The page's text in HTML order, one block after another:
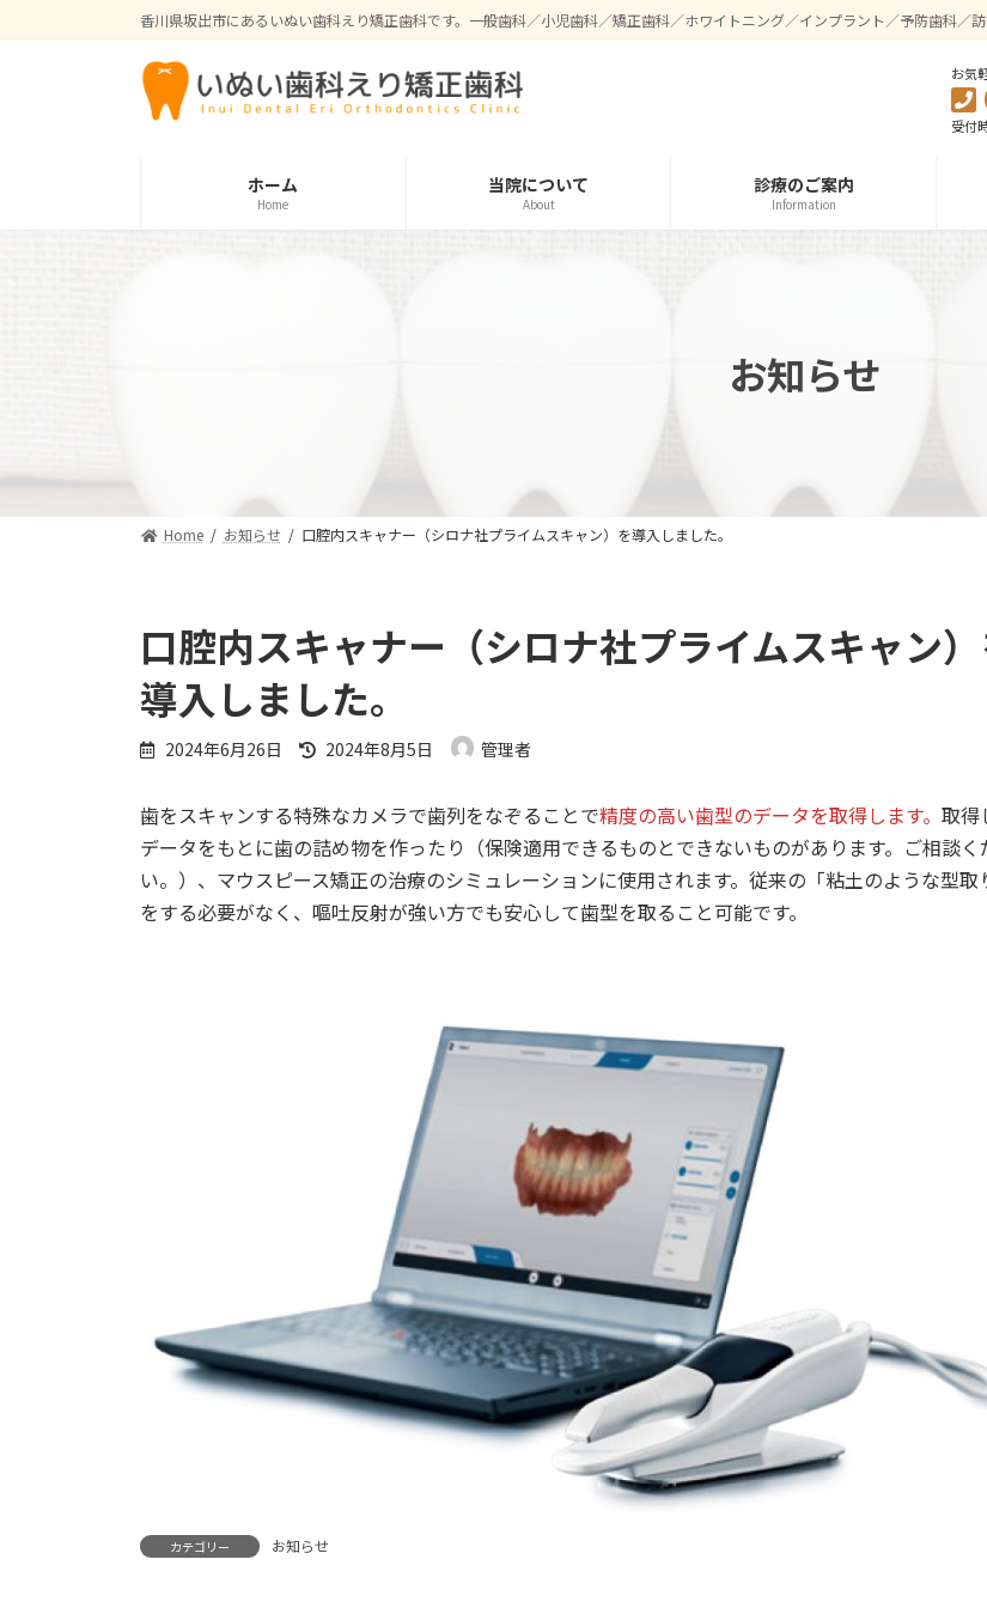
ン
ビ
香川県坂出市にあるいぬい歯科えり矯正歯科です。一般歯科／小児歯科／矯正歯科／ホワイトニング／インプラント／予防歯科／
お気
受付
ホーム
Home
当院について
About
診療のご案内
Information
お知らせ
Home お知らせ 口腔内スキャナー（シロナ社プライムスキャン）を導入しました。
口腔内スキャナー（シロナ社プライムスキャン
導入しました。
2024年6月26日
最
新
日
時
:
2024年8月5日 管理者
歯をスキャンする特殊なカメラで歯列をなぞることで精度の高い歯型のデータを取得します。 取得
データをもとに歯の詰め物を作ったり（保険適用できるものとできないものがあります。ご相談く
い。）、マウスピース矯正の治療のシミュレーションに使用されます。従来の「粘土のような型取
をする必要がなく、嘔吐反射が強い方でも安心して歯型を取ること可能です。
カテゴリー お知らせ